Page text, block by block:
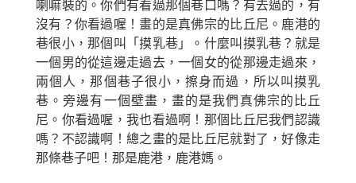
喇嘛裝的。你們有看過那個巷口嗎？有去過的，有
沒有？你看過喔！畫的是真佛宗的比丘尼。鹿港的
巷很小，那個叫「摸乳巷」。什麼叫摸乳巷？就是
一個男的從這邊走過去，一個女的從那邊走過來，
兩個人，那個巷子很小，擦身而過，所以叫摸乳
巷。旁邊有一個壁畫，畫的是我們真佛宗的比丘
尼。你看過喔，我也看過啊！那個比丘尼我們認識
嗎？不認識啊！總之畫的是比丘尼就對了，好像走
那條巷子吧！那是鹿港，鹿港媽。